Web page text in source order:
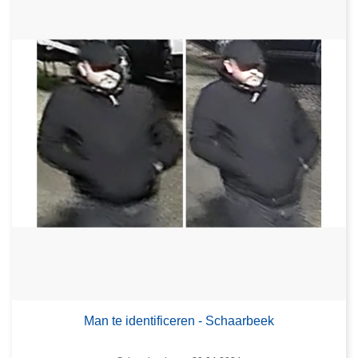
Man te identificeren - Schaarbeek